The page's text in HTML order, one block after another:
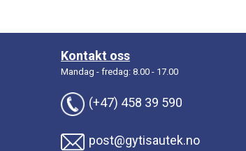
Kontakt oss
Mandag - fredag: 8.00 - 17.00
(+47) 458 39 590
post@gytisautek.no